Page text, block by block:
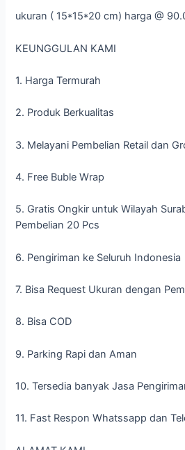
ukuran ( 15*15*20 cm) harga @
KEUNGGULAN KAMI
1. Harga Termurah
2. Produk Berkualitas
3. Melayani Pembelian Retail dan
4. Free Buble Wrap
5. Gratis Ongkir untuk Wilayah
Pembelian 20 Pcs
6. Pengiriman ke Seluruh Indonesia
7. Bisa Request Ukuran dengan
8. Bisa COD
9. Parking Rapi dan Aman
10. Tersedia banyak Jasa
11. Fast Respon Whatssapp dan